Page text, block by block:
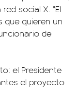
social X. "El
quieren un
de
el Presidente
el proyecto